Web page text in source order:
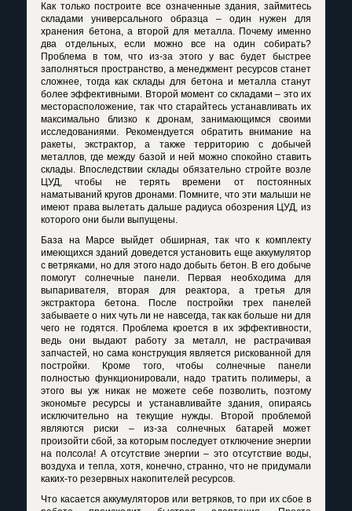
Как только построите все означенные здания, займитесь
складами универсального образца – один нужен для
хранения бетона, а второй для металла. Почему именно
два отдельных, если можно все на один собирать?
Проблема в том, что из-за этого у вас будет быстрее
заполняться пространство, а менеджмент ресурсов станет
сложнее, тогда как склады для бетона и металла станут
более эффективными. Второй момент со складами – это их
месторасположение, так что старайтесь устанавливать их
максимально близко к дронам, занимающимся своими
исследованиями. Рекомендуется обратить внимание на
ракеты, экстрактор, а также территорию с добычей
металлов, где между базой и ней можно спокойно ставить
склады. Впоследствии склады обязательно стройте возле
ЦУД, чтобы не терять времени от постоянных
наматываний кругов дронами. Помните, что эти малыши не
имеют права вылетать дальше радиуса обозрения ЦУД, из
которого они были выпущены.
База на Марсе выйдет обширная, так что к комплекту
имеющихся зданий доведется установить еще аккумулятор
с ветряками, но для этого надо добыть бетон. В его добыче
помогут солнечные панели. Первая необходима для
выпаривателя, вторая для реактора, а третья для
экстрактора бетона. После постройки трех панелей
забываете о них чуть ли не навсегда, так как больше ни для
чего не годятся. Проблема кроется в их эффективности,
ведь они выдают работу за металл, не растрачивая
запчастей, но сама конструкция является рискованной для
постройки. Кроме того, чтобы солнечные панели
полностью функционировали, надо тратить полимеры, а
этого вы уж никак не можете себе позволить, поэтому
экономьте ресурсы и устанавливайте здания, опираясь
исключительно на текущие нужды. Второй проблемой
являются риски – из-за солнечных батарей может
произойти сбой, за которым последует отключение энергии
на полсола! А отсутствие энергии – это отсутствие воды,
воздуха и тепла, хотя, конечно, странно, что не придумали
каких-то резервных накопителей ресурсов.
Что касается аккумуляторов или ветряков, то при их сбое в